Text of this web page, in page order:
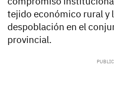
tejido económico rural y
despoblación en el
provincial.